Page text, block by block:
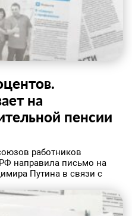
на
пенсии
работников
направила письмо на
Путина в связи с